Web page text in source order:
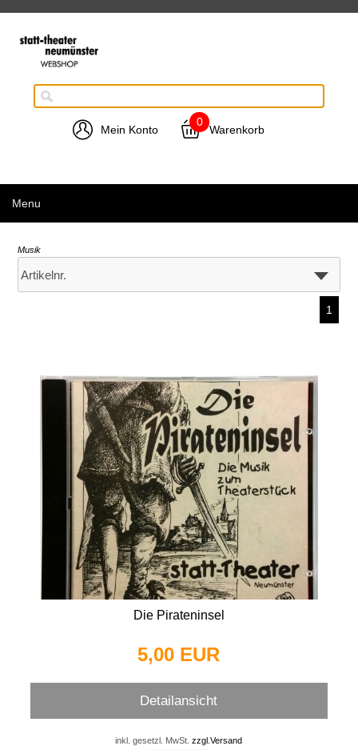
Mein Konto
0
Warenkorb
Menu
Musik
1
Die Pirateninsel
5,00 EUR
Detailansicht
inkl. gesetzl. MwSt.zzgl.Versand